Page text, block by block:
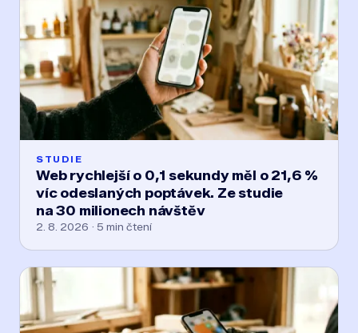
STUDIE
Web rychlejší o 0,1 sekundy měl o 21,6 %
víc odeslaných poptávek. Ze studie
na 30 milionech návštěv
2. 8. 2026 · 5 min čtení